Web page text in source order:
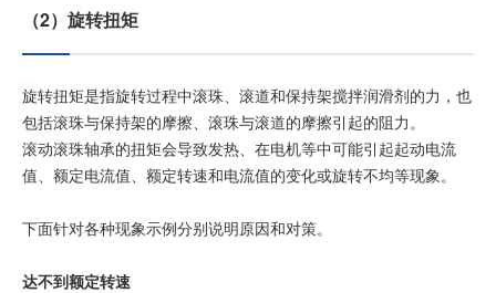
（2）旋转扭矩
旋转扭矩是指旋转过程中滚珠、滚道和保持架搅拌润滑剂的力，也
包括滚珠与保持架的摩擦、滚珠与滚道的摩擦引起的阻力。
滚动滚珠轴承的扭矩会导致发热、在电机等中可能引起起动电流
值、额定电流值、额定转速和电流值的变化或旋转不均等现象。
下面针对各种现象示例分别说明原因和对策。
达不到额定转速